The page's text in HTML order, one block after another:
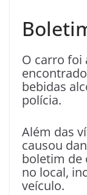
O carro foi
bebidas
polícia.
Além das
causou
boletim de
no local,
veículo.